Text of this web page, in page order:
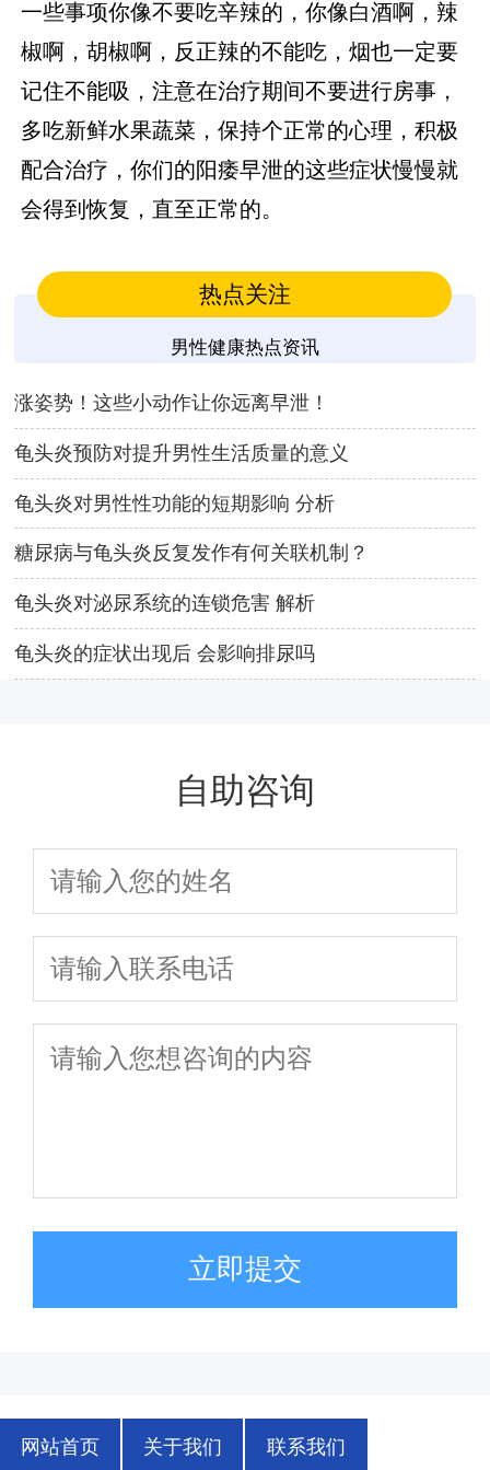
一些事项你像不要吃辛辣的，你像白酒啊，辣
椒啊，胡椒啊，反正辣的不能吃，烟也一定要
记住不能吸，注意在治疗期间不要进行房事，
多吃新鲜水果蔬菜，保持个正常的心理，积极
配合治疗，你们的阳痿早泄的这些症状慢慢就
会得到恢复，直至正常的。
热点关注
男性健康热点资讯
涨姿势！这些小动作让你远离早泄！
龟头炎预防对提升男性生活质量的意义
龟头炎对男性性功能的短期影响 分析
糖尿病与龟头炎反复发作有何关联机制？
龟头炎对泌尿系统的连锁危害 解析
龟头炎的症状出现后 会影响排尿吗
自助咨询
立即提交
网站首页 关于我们 联系我们